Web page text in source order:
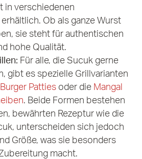
in verschiedenen
Ob als ganze Wurst
sie steht für authentischen
hohe Qualität.
Für alle, die Sucuk gerne
gibt es spezielle Grillvarianten
Patties oder die Mangal
. Beide Formen bestehen
bewährten Rezeptur wie die
unterscheiden sich jedoch
Größe, was sie besonders
macht.